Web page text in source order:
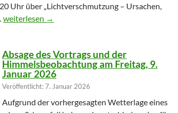
Uhr über „Lichtverschmutzung – Ursachen,
Geändertes Vortragsthema 06.03.2026
weiterlesen →
Absage des Vortrags und der
Himmelsbeobachtung am Freitag, 9.
Januar 2026
Veröffentlicht: 7. Januar 2026
Aufgrund der vorhergesagten Wetterlage eines